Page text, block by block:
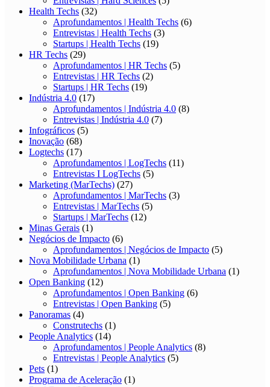
Health Techs (32)
Aprofundamentos | Health Techs (6)
Entrevistas | Health Techs (3)
Startups | Health Techs (19)
HR Techs (29)
Aprofundamentos | HR Techs (5)
Entrevistas | HR Techs (2)
Startups | HR Techs (19)
Indústria 4.0 (17)
Aprofundamentos | Indústria 4.0 (8)
Entrevistas | Indústria 4.0 (7)
Infográficos (5)
Inovação (68)
Logtechs (17)
Aprofundamentos | LogTechs (11)
Entrevistas I LogTechs (5)
Marketing (MarTechs) (27)
Aprofundamentos | MarTechs (3)
Entrevistas | MarTechs (5)
Startups | MarTechs (12)
Minas Gerais (1)
Negócios de Impacto (6)
Aprofundamentos | Negócios de Impacto (5)
Nova Mobilidade Urbana (1)
Aprofundamentos | Nova Mobilidade Urbana (1)
Open Banking (12)
Aprofundamentos | Open Banking (6)
Entrevistas | Open Banking (5)
Panoramas (4)
Construtechs (1)
People Analytics (14)
Aprofundamentos | People Analytics (8)
Entrevistas | People Analytics (5)
Pets (1)
Programa de Aceleração (1)